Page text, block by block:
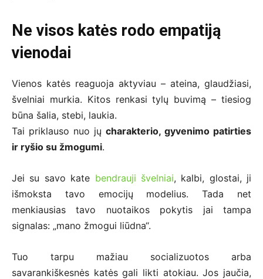
Ne visos katės rodo empatiją
vienodai
Vienos katės reaguoja aktyviau – ateina, glaudžiasi,
švelniai murkia. Kitos renkasi tylų buvimą – tiesiog
būna šalia, stebi, laukia.
Tai priklauso nuo jų charakterio, gyvenimo patirties
ir ryšio su žmogumi.
Jei su savo kate bendrauji švelniai, kalbi, glostai, ji
išmoksta tavo emocijų modelius. Tada net
menkiausias tavo nuotaikos pokytis jai tampa
signalas: „mano žmogui liūdna“.
Tuo tarpu mažiau socializuotos arba
savarankiškesnės katės gali likti atokiau. Jos jaučia,